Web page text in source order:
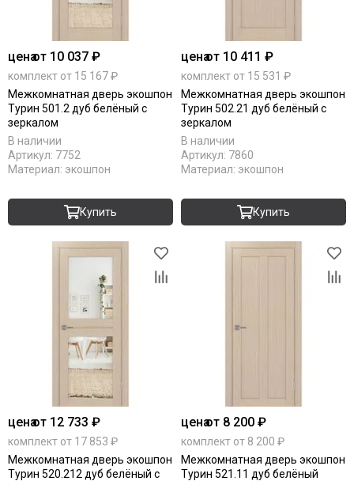
ценаот 10 037 ₽
комплект от 15 167 ₽
Межкомнатная дверь экошпон
Турин 501.2 дуб белёный с
зеркалом
В наличии
Артикул: 7752
Материал: экошпон
Купить
ценаот 10 411 ₽
комплект от 15 531 ₽
Межкомнатная дверь экошпон
Турин 502.21 дуб белёный с
зеркалом
В наличии
Артикул: 7860
Материал: экошпон
Купить
ценаот 12 733 ₽
комплект от 17 853 ₽
Межкомнатная дверь экошпон
Турин 520.212 дуб белёный с
ценаот 8 200 ₽
комплект от 8 200 ₽
Межкомнатная дверь экошпон
Турин 521.11 дуб белёный